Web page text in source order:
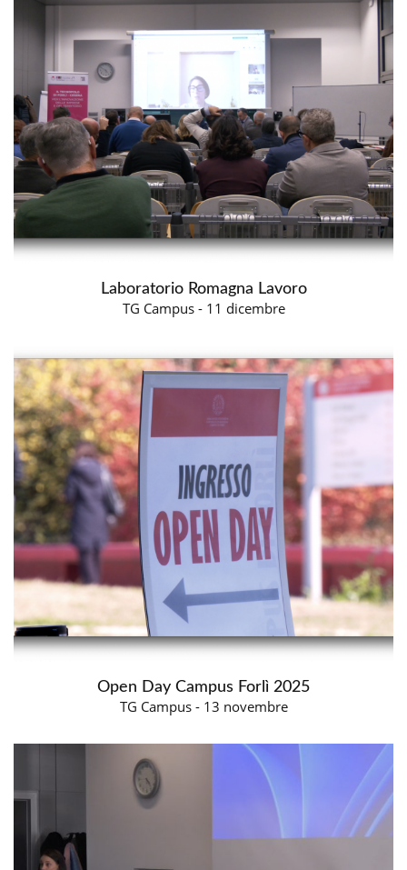
Laboratorio Romagna Lavoro
TG Campus - 11 dicembre
Open Day Campus Forlì 2025
TG Campus - 13 novembre